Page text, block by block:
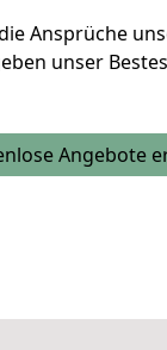
Ansprüche
unser
Angebote